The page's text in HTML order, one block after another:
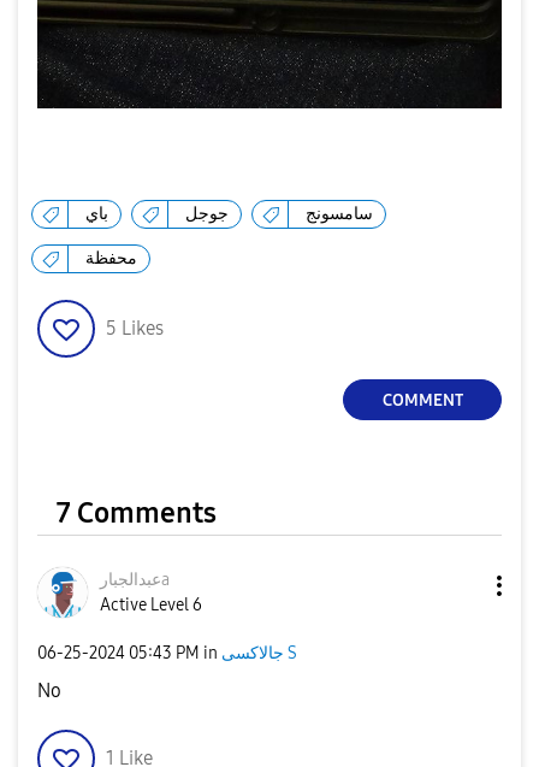
باي جوجل سامسونج
محفظة
5 Likes
COMMENT
7 Comments
عبدالجبارa
Active Level 6
‎06-25-2024 05:43 PM in جالاكسى S
No
1 Like